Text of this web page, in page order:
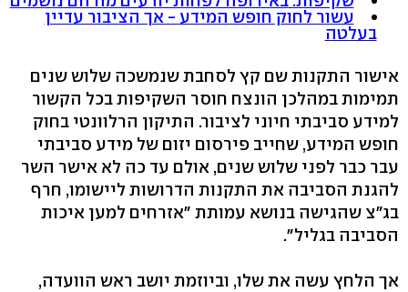
עשור לחוק חופש המידע - אך הציבור עדיין
בעלטה
אישור התקנות שם קץ לסחבת שנמשכה שלוש שנים
תמימות במהלכן הונצח חוסר השקיפות בכל הקשור
למידע סביבתי חיוני לציבור. התיקון הרלוונטי בחוק
חופש המידע, שחייב פירסום יזום של מידע סביבתי
עבר כבר לפני שלוש שנים, אולם עד כה לא אישר השר
להגנת הסביבה את התקנות הדרושות ליישומו, חרף
בג"צ שהגישה בנושא עמותת "אזרחים למען איכות
הסביבה בגליל".
אך הלחץ עשה את שלו, וביוזמת יושב ראש הוועדה,